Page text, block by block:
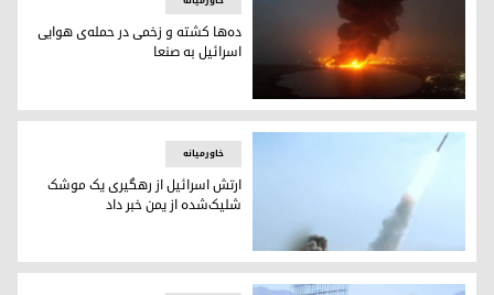
ده‌ها کشته و زخمی در حمله‌ی هوایی اسرائیل به صنعا
ده‌ها کشته و زخمی در حمله‌ی هوایی
اسرائیل به صنعا
ارتش اسرائیل از رهگیری یک موشک شلیک‌شده از یمن خبر داد
خاورمیانه
ارتش اسرائیل از رهگیری یک موشک
شلیک‌شده از یمن خبر داد